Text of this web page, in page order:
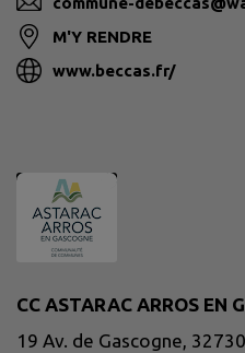
M'Y RENDRE
www.beccas.fr/
CC ASTARAC ARROS EN
19 Av. de Gascogne,